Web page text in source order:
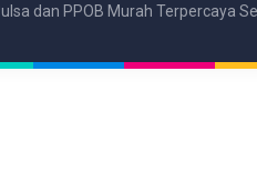
dan PPOB Murah Terpercaya